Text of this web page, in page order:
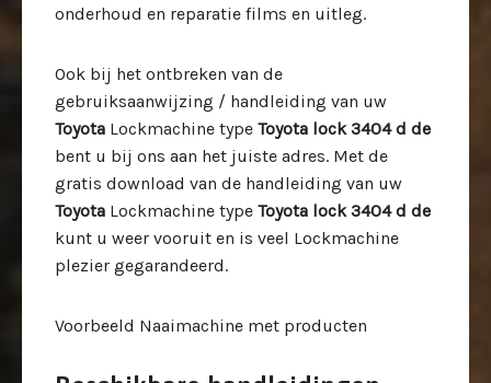
onderhoud en reparatie films en uitleg.
Ook bij het ontbreken van de
gebruiksaanwijzing / handleiding van uw
Toyota Lockmachine type Toyota lock 3404 d de
bent u bij ons aan het juiste adres. Met de
gratis download van de handleiding van uw
Toyota Lockmachine type Toyota lock 3404 d de
kunt u weer vooruit en is veel Lockmachine
plezier gegarandeerd.
Voorbeeld Naaimachine met producten